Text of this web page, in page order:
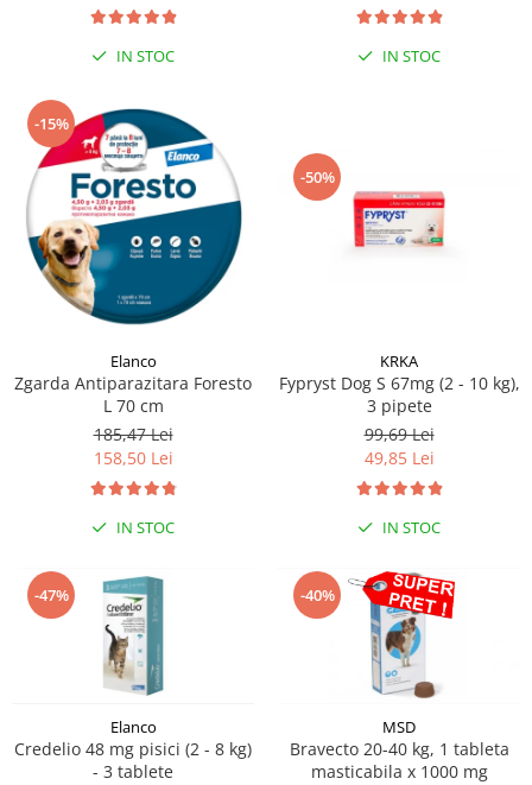
IN STOC IN STOC
-15%
Elanco
Zgarda Antiparazitara Foresto
L 70 cm
185,47 Lei
158,50 Lei
IN STOC
-50%
KRKA
Fypryst Dog S 67mg (2 - 10 kg),
3 pipete
99,69 Lei
49,85 Lei
IN STOC
-47%
Elanco
Credelio 48 mg pisici (2 - 8 kg)
- 3 tablete
-40%
MSD
Bravecto 20-40 kg, 1 tableta
masticabila x 1000 mg